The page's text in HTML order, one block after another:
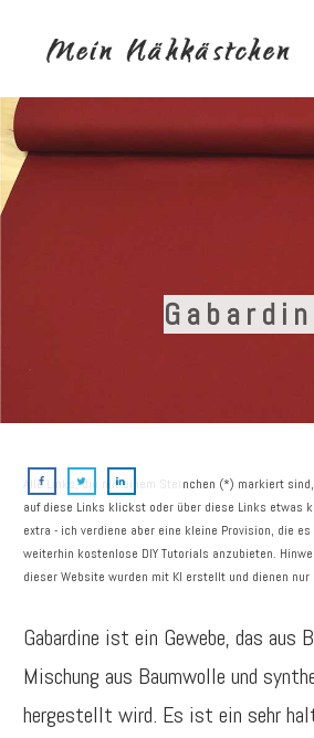
Alle Links, die mit einem Sternchen (*) markiert
auf diese Links klickst oder über diese Links etwas
extra - ich verdiene aber eine kleine Provision, die
weiterhin kostenlose DIY Tutorials anzubieten.
dieser Website wurden mit KI erstellt und dienen
Gabardine ist ein Gewebe, das aus
Mischung aus Baumwolle und
hergestellt wird. Es ist ein sehr